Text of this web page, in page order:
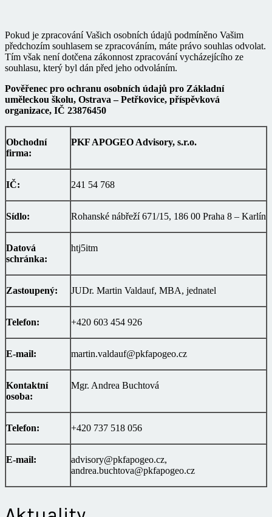
Pokud je zpracování Vašich osobních údajů podmíněno Vašim
předchozím souhlasem se zpracováním, máte právo souhlas odvolat.
Tím však není dotčena zákonnost zpracování vycházejícího ze
souhlasu, který byl dán před jeho odvoláním.
Pověřenec pro ochranu osobních údajů pro Základní
uměleckou školu, Ostrava – Petřkovice, příspěvková
organizace, IČ 23876450
Obchodní
firma:
PKF APOGEO Advisory, s.r.o.
IČ: 241 54 768
Sídlo: Rohanské nábřeží 671/15, 186 00 Praha 8 – Karlín
Datová
schránka:
htj5itm
Zastoupený: JUDr. Martin Valdauf, MBA, jednatel
Telefon: +420 603 454 926
E-mail: martin.valdauf@pkfapogeo.cz
Kontaktní
osoba:
Mgr. Andrea Buchtová
Telefon: +420 737 518 056
E-mail:
advisory@pkfapogeo.cz,
andrea.buchtova@pkfapogeo.cz